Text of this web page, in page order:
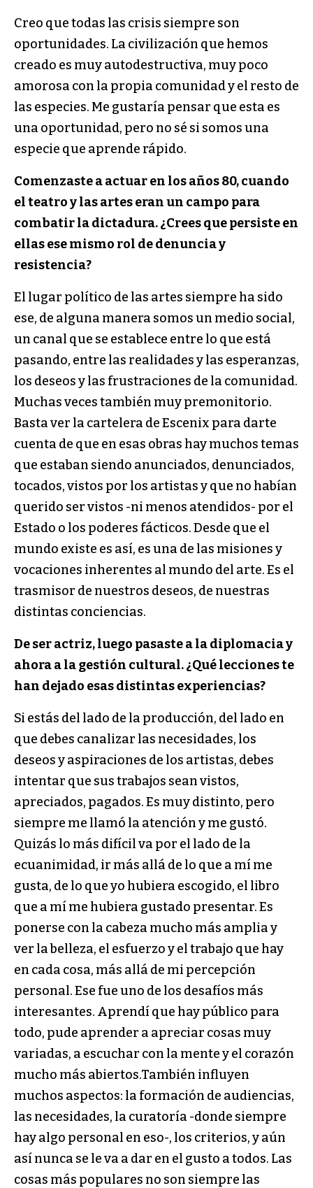
Creo que todas las crisis siempre son
oportunidades. La civilización que hemos
creado es muy autodestructiva, muy poco
amorosa con la propia comunidad y el resto de
las especies. Me gustaría pensar que esta es
una oportunidad, pero no sé si somos una
especie que aprende rápido.
Comenzaste a actuar en los años 80, cuando
el teatro y las artes eran un campo para
combatir la dictadura. ¿Crees que persiste en
ellas ese mismo rol de denuncia y
resistencia?
El lugar político de las artes siempre ha sido
ese, de alguna manera somos un medio social,
un canal que se establece entre lo que está
pasando, entre las realidades y las esperanzas,
los deseos y las frustraciones de la comunidad.
Muchas veces también muy premonitorio.
Basta ver la cartelera de Escenix para darte
cuenta de que en esas obras hay muchos temas
que estaban siendo anunciados, denunciados,
tocados, vistos por los artistas y que no habían
querido ser vistos -ni menos atendidos- por el
Estado o los poderes fácticos. Desde que el
mundo existe es así, es una de las misiones y
vocaciones inherentes al mundo del arte. Es el
trasmisor de nuestros deseos, de nuestras
distintas conciencias.
De ser actriz, luego pasaste a la diplomacia y
ahora a la gestión cultural. ¿Qué lecciones te
han dejado esas distintas experiencias?
Si estás del lado de la producción, del lado en
que debes canalizar las necesidades, los
deseos y aspiraciones de los artistas, debes
intentar que sus trabajos sean vistos,
apreciados, pagados. Es muy distinto, pero
siempre me llamó la atención y me gustó.
Quizás lo más difícil va por el lado de la
ecuanimidad, ir más allá de lo que a mí me
gusta, de lo que yo hubiera escogido, el libro
que a mí me hubiera gustado presentar. Es
ponerse con la cabeza mucho más amplia y
ver la belleza, el esfuerzo y el trabajo que hay
en cada cosa, más allá de mi percepción
personal. Ese fue uno de los desafíos más
interesantes. Aprendí que hay público para
todo, pude aprender a apreciar cosas muy
variadas, a escuchar con la mente y el corazón
mucho más abiertos.También influyen
muchos aspectos: la formación de audiencias,
las necesidades, la curatoría -donde siempre
hay algo personal en eso-, los criterios, y aún
así nunca se le va a dar en el gusto a todos. Las
cosas más populares no son siempre las